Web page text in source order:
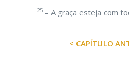
25 – A graça esteja com
< CAPÍTULO